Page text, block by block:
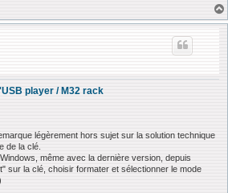
player / M32 rack
légèrement hors sujet sur la solution technique
de la clé.
même avec la dernière version, depuis
sur la clé, choisir formater et sélectionner le mode